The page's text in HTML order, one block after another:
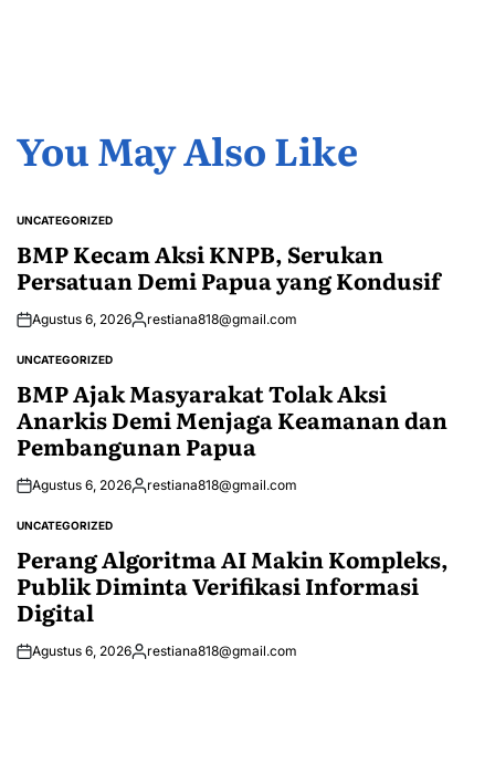
You May Also Like
POSTED
UNCATEGORIZED
BMP Kecam Aksi KNPB, Serukan
Persatuan Demi Papua yang Kondusif
Agustus 6, 2026Posted
restiana818@gmail.com
POSTED
UNCATEGORIZED
BMP Ajak Masyarakat Tolak Aksi
Anarkis Demi Menjaga Keamanan dan
Pembangunan Papua
Agustus 6, 2026Posted
restiana818@gmail.com
POSTED
UNCATEGORIZED
Perang Algoritma AI Makin Kompleks,
Publik Diminta Verifikasi Informasi
Digital
Agustus 6, 2026Posted
restiana818@gmail.com